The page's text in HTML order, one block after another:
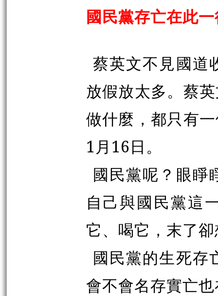
國民黨存亡在此
蔡英文不見國道
放假放太多。蔡
做什麼，都只有
1月16日。
國民黨呢？眼睜
自己與國民黨這
它、喝它，末了
國民黨的生死存
會不會名存實亡